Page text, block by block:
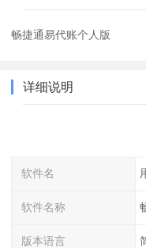
畅捷通易代账个人版
详细说明
软件名
软件名称
版本语言